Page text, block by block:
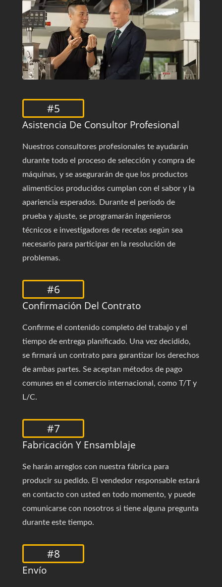
#5
Asistencia De Consultor Profesional
Nuestros consultores profesionales te ayudarán
durante todo el proceso de selección y compra de
máquinas, y se asegurarán de que los productos
alimenticios producidos cumplan con el sabor y la
apariencia esperados. Durante el período de
prueba y ajuste, se programarán ingenieros
técnicos e investigadores de recetas según sea
necesario para participar en la resolución de
problemas.
#6
Confirmación Del Contrato
Confirme el contenido completo del trabajo y el
tiempo de entrega planificado. Una vez decidido,
se firmará un contrato para garantizar los derechos
de ambas partes. Se aceptan métodos de pago
comunes en el comercio internacional, como T/T y
L/C.
#7
Fabricación Y Ensamblaje
Se harán arreglos con nuestra fábrica para
producir su pedido. El vendedor responsable estará
en contacto con usted en todo momento, y puede
comunicarse con nosotros si tiene alguna pregunta
durante este tiempo.
#8
Envío